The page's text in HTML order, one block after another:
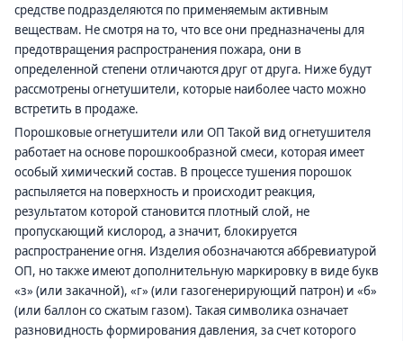
средстве подразделяются по применяемым активным
веществам. Не смотря на то, что все они предназначены для
предотвращения распространения пожара, они в
определенной степени отличаются друг от друга. Ниже будут
рассмотрены огнетушители, которые наиболее часто можно
встретить в продаже.
Порошковые огнетушители или ОП Такой вид огнетушителя
работает на основе порошкообразной смеси, которая имеет
особый химический состав. В процессе тушения порошок
распыляется на поверхность и происходит реакция,
результатом которой становится плотный слой, не
пропускающий кислород, а значит, блокируется
распространение огня. Изделия обозначаются аббревиатурой
ОП, но также имеют дополнительную маркировку в виде букв
«з» (или закачной), «г» (или газогенерирующий патрон) и «б»
(или баллон со сжатым газом). Такая символика означает
разновидность формирования давления, за счет которого